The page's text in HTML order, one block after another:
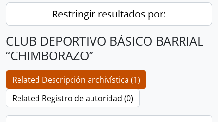
Restringir resultados por:
CLUB DEPORTIVO BÁSICO BARRIAL
“CHIMBORAZO”
Related Descripción archivística (1)
Related Registro de autoridad (0)